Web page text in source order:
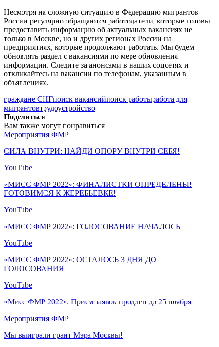
Несмотря на сложную ситуацию в Федерацию мигрантов
России регулярно обращаются работодатели, которые готовы
предоставить информацию об актуальных вакансиях не
только в Москве, но и других регионах России на
предприятиях, которые продолжают работать. Мы будем
обновлять раздел с вакансиями по мере обновления
информации. Следите за анонсами в наших соцсетях и
откликайтесь на вакансии по телефонам, указанным в
объявлениях.
граждане СНГпоиск вакансийпоиск работыработа для
мигрантовтрудоустройство
Поделиться
Вам также могут понравиться
Мероприятия ФМР
СИЛА ВНУТРИ: НАЙДИ ОПОРУ ВНУТРИ СЕБЯ!
YouTube
«МИСС ФМР 2022»: ФИНАЛИСТКИ ОПРЕДЕЛЕНЫ!
ГОТОВИМСЯ К ЖЕРЕБЬЕВКЕ!
YouTube
«МИСС ФМР 2022»: ГОЛОСОВАНИЕ НАЧАЛОСЬ
YouTube
«МИСС ФМР 2022»: ОСТАЛОСЬ 3 ДНЯ ДО
ГОЛОСОВАНИЯ
YouTube
«Мисс ФМР 2022»: Прием заявок продлен до 25 ноября
Мероприятия ФМР
Мы выиграли грант Мэра Москвы!